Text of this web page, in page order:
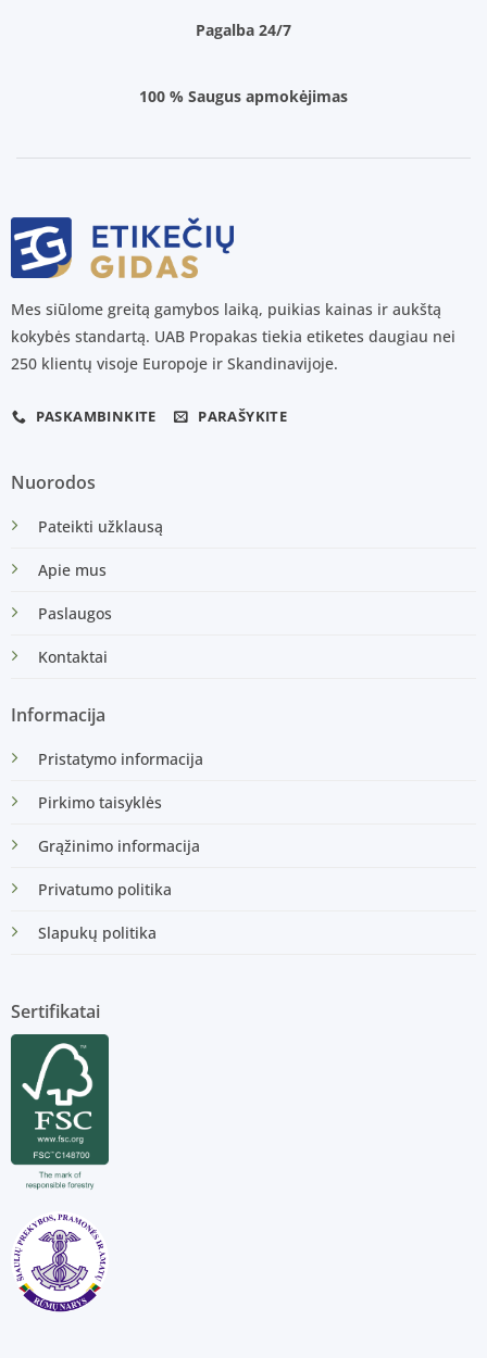
Pagalba 24/7
100 % Saugus apmokėjimas
Mes siūlome greitą gamybos laiką, puikias kainas ir aukštą
kokybės standartą. UAB Propakas tiekia etiketes daugiau nei
250 klientų visoje Europoje ir Skandinavijoje.
PASKAMBINKITE PARAŠYKITE
Nuorodos
Pateikti užklausą
Apie mus
Paslaugos
Kontaktai
Informacija
Pristatymo informacija
Pirkimo taisyklės
Grąžinimo informacija
Privatumo politika
Slapukų politika
Sertifikatai